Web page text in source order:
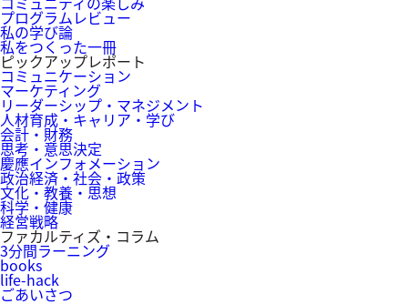
ー
ド
検
索
プログラムレビュー
私の学び論
私をつくった一冊
ピックアップレポート
コミュニケーション
マーケティング
リーダーシップ・マネジメント
人材育成・キャリア・学び
会計・財務
思考・意思決定
慶應インフォメーション
政治経済・社会・政策
文化・教養・思想
科学・健康
経営戦略
ファカルティズ・コラム
3分間ラーニング
books
life-hack
ごあいさつ